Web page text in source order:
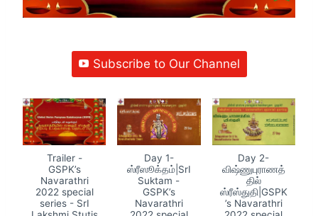
Subscribe to Our Channel
Trailer -
GSPK’s
Navarathri
2022 special
series - SrI
Day 1-
ஸ்ரீஸூக்தம்|SrI
Suktam -
GSPK’s
Navarathri
Day 2-
விஷ்ணுபுராணத்
தில்
ஸ்ரீஸ்துதி|GSPK
’s Navarathri